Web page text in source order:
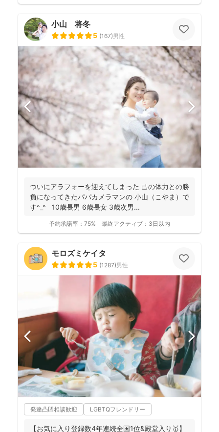
小山 将冬
5 (167)男性
ついにアラフォーを迎えてしまった 己の体力との勝
負になってきたパパカメラマンの 小山（こやま）で
す^_^ 10歳長男 6歳長女 3歳次男...
予約承諾率： 75% 最終アクティブ： 3日以内
モロズミケイタ
5 (1287)男性
発達凸凹相談歓迎 LGBTQフレンドリー
【お気に入り登録数4年連続全国1位&殿堂入り🥇】